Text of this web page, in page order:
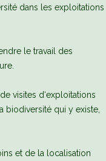
dans les exploitations
le travail des
visites d‘exploitations
biodiversité qui y existe,
et de la localisation